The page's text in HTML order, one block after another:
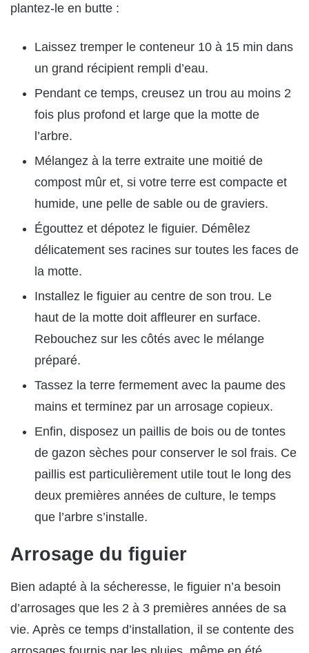
plantez-le en butte :
Laissez tremper le conteneur 10 à 15 min dans
un grand récipient rempli d’eau.
Pendant ce temps, creusez un trou au moins 2
fois plus profond et large que la motte de
l’arbre.
Mélangez à la terre extraite une moitié de
compost mûr et, si votre terre est compacte et
humide, une pelle de sable ou de graviers.
Égouttez et dépotez le figuier. Démêlez
délicatement ses racines sur toutes les faces de
la motte.
Installez le figuier au centre de son trou. Le
haut de la motte doit affleurer en surface.
Rebouchez sur les côtés avec le mélange
préparé.
Tassez la terre fermement avec la paume des
mains et terminez par un arrosage copieux.
Enfin, disposez un paillis de bois ou de tontes
de gazon sèches pour conserver le sol frais. Ce
paillis est particulièrement utile tout le long des
deux premières années de culture, le temps
que l’arbre s’installe.
Arrosage du figuier
Bien adapté à la sécheresse, le figuier n’a besoin
d’arrosages que les 2 à 3 premières années de sa
vie. Après ce temps d’installation, il se contente des